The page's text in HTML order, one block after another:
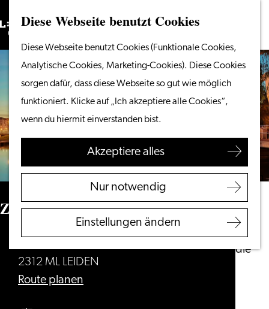
Diese Webseite benutzt Cookies
Diese Webseite benutzt Cookies (Funktionale Cookies,
Analytische Cookies, Marketing-Cookies). Diese Cookies
sorgen dafür, dass diese Webseite so gut wie möglich
funktioniert. Klicke auf „Ich akzeptiere alle Cookies“,
wenn du hiermit einverstanden bist.
Akzeptiere alles
Nur notwendig
Einstellungen ändern
Gehen
Homepage
Menü
Suchen
Vom Wasser aus
Radeln & Wandern
Shoppen
Essen & Trinken
Ihren Besuch planen
Touristeninformation
Leiden
Entdecken Sie die
Suchen
Zijlpoort
2312 ML LEIDEN
Route planen